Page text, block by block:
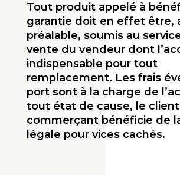
Tout produit appelé à
garantie doit en effet être,
préalable, soumis au
vente du vendeur dont
indispensable pour tout
remplacement. Les frais
port sont à la charge de
tout état de cause, le
commerçant bénéficie de
légale pour vices cachés.